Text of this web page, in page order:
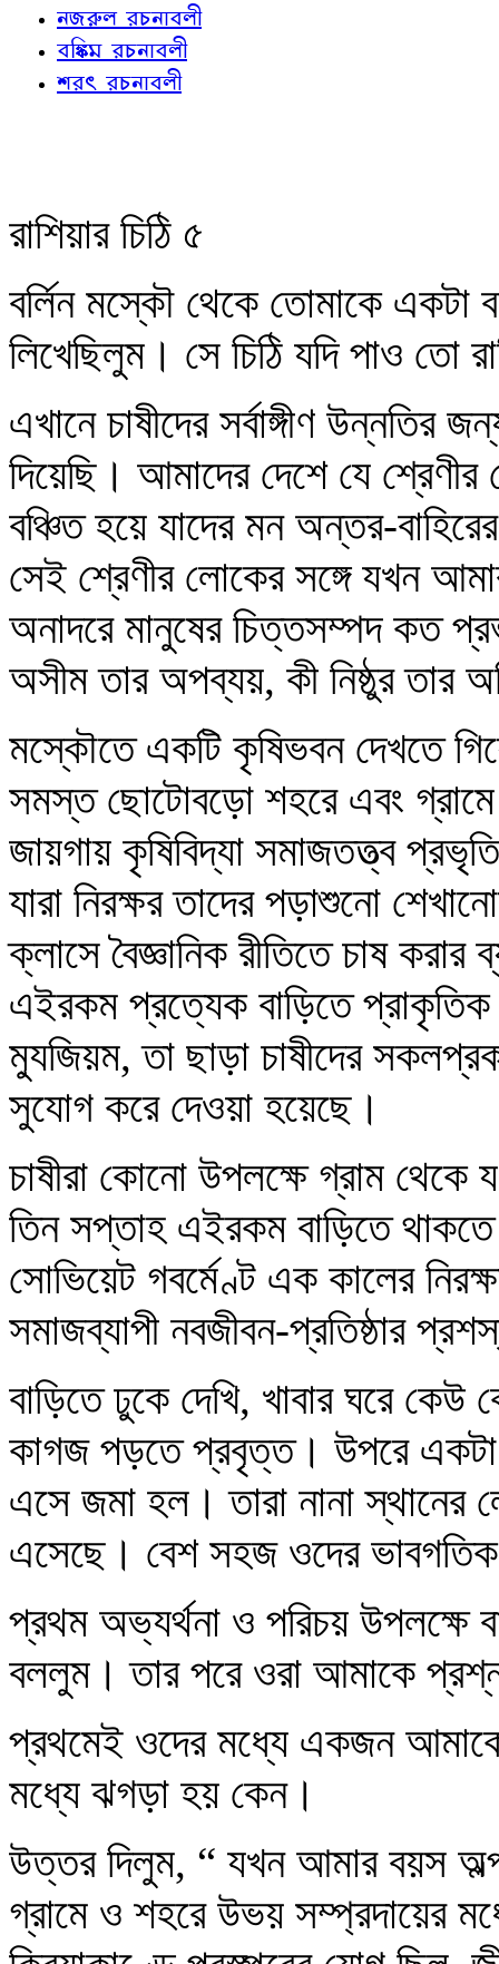
নজরুল রচনাবলী
বঙ্কিম রচনাবলী
শরৎ রচনাবলী
রাশিয়ার চিঠি ৫
বর্লিন মস্কৌ থেকে তোমাকে একটা
লিখেছিলুম। সে চিঠি যদি পাও তো
এখানে চাষীদের সর্বাঙ্গীণ
দিয়েছি। আমাদের দেশে যে
বঞ্চিত হয়ে যাদের মন অন্তর-
সেই শ্রেণীর লোকের সঙ্গে যখন
অনাদরে মানুষের চিত্তসম্পদ কত
অসীম তার অপব্যয়, কী নিষ্ঠুর তার
মস্কৌতে একটি কৃষিভবন দেখতে
সমস্ত ছোটোবড়ো শহরে এবং
জায়গায় কৃষিবিদ্যা সমাজতত্ত্ব
যারা নিরক্ষর তাদের পড়াশুনো
ক্লাসে বৈজ্ঞানিক রীতিতে চাষ
এইরকম প্রত্যেক বাড়িতে প্রাকৃতিক
ম্যুজিয়ম, তা ছাড়া চাষীদের
সুযোগ করে দেওয়া হয়েছে।
চাষীরা কোনো উপলক্ষে গ্রাম
তিন সপ্তাহ এইরকম বাড়িতে থাকতে
সোভিয়েট গবর্মেণ্ট এক কালের
সমাজব্যাপী নবজীবন-প্রতিষ্ঠার
বাড়িতে ঢুকে দেখি, খাবার ঘরে
কাগজ পড়তে প্রবৃত্ত। উপরে
এসে জমা হল। তারা নানা
এসেছে। বেশ সহজ ওদের
প্রথম অভ্যর্থনা ও পরিচয় উপলক্ষে
বললুম। তার পরে ওরা আমাকে
প্রথমেই ওদের মধ্যে একজন আমাকে
মধ্যে ঝগড়া হয় কেন।
উত্তর দিলুম, “ যখন আমার বয়স
গ্রামে ও শহরে উভয় সম্প্রদায়ের